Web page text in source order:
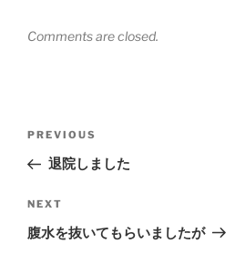
Comments are closed.
Previous
Post
PREVIOUS
退院しました
Next
Post
NEXT
腹水を抜いてもらいましたが